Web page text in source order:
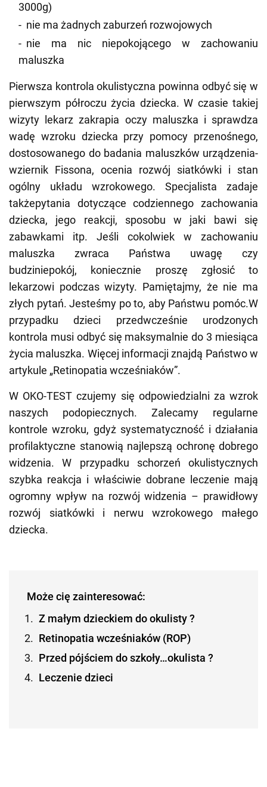
3000g)
nie ma żadnych zaburzeń rozwojowych
nie ma nic niepokojącego w zachowaniu
maluszka
Pierwsza kontrola okulistyczna powinna odbyć się w
pierwszym półroczu życia dziecka. W czasie takiej
wizyty lekarz zakrapia oczy maluszka i sprawdza
wadę wzroku dziecka przy pomocy przenośnego,
dostosowanego do badania maluszków urządzenia-
wziernik Fissona, ocenia rozwój siatkówki i stan
ogólny układu wzrokowego. Specjalista zadaje
takżepytania dotyczące codziennego zachowania
dziecka, jego reakcji, sposobu w jaki bawi się
zabawkami itp. Jeśli cokolwiek w zachowaniu
maluszka zwraca Państwa uwagę czy
budziniepokój, koniecznie proszę zgłosić to
lekarzowi podczas wizyty. Pamiętajmy, że nie ma
złych pytań. Jesteśmy po to, aby Państwu pomóc.W
przypadku dzieci przedwcześnie urodzonych
kontrola musi odbyć się maksymalnie do 3 miesiąca
życia maluszka. Więcej informacji znajdą Państwo w
artykule „Retinopatia wcześniaków”.
W OKO-TEST czujemy się odpowiedzialni za wzrok
naszych podopiecznych. Zalecamy regularne
kontrole wzroku, gdyż systematyczność i działania
profilaktyczne stanowią najlepszą ochronę dobrego
widzenia. W przypadku schorzeń okulistycznych
szybka reakcja i właściwie dobrane leczenie mają
ogromny wpływ na rozwój widzenia – prawidłowy
rozwój siatkówki i nerwu wzrokowego małego
dziecka.
Może cię zainteresować:
Z małym dzieckiem do okulisty ?
Retinopatia wcześniaków (ROP)
Przed pójściem do szkoły…okulista ?
Leczenie dzieci